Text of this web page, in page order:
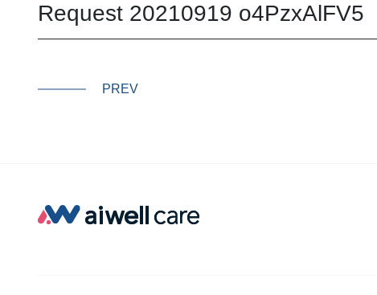
Request 20210919 o4PzxAlFV5
PREV